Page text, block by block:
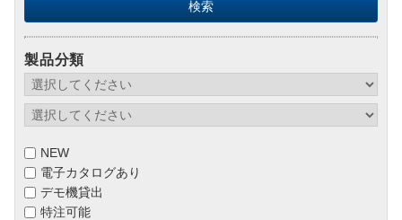
製品分類
NEW
電子カタログあり
デモ機貸出
特注可能